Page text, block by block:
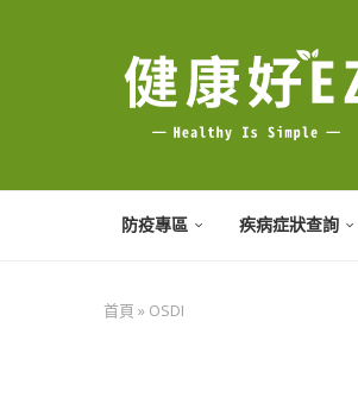
防疫專區 疾病症狀查詢
首頁 » OSDI